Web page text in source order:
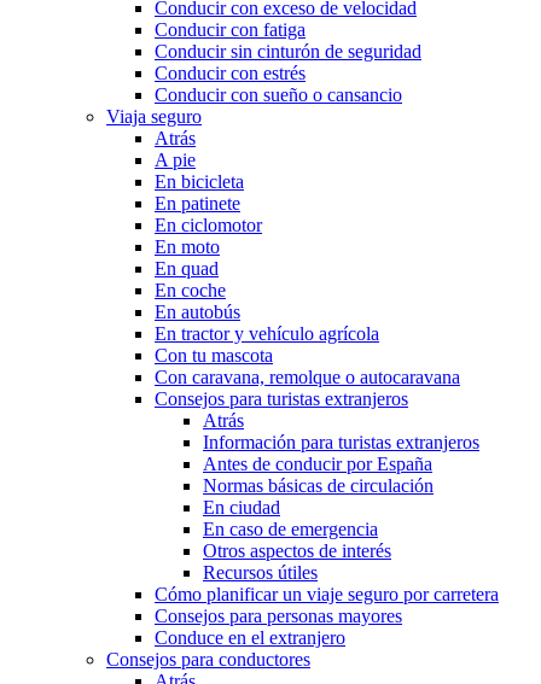
Conducir con exceso de velocidad
Conducir con fatiga
Conducir sin cinturón de seguridad
Conducir con estrés
Conducir con sueño o cansancio
Viaja seguro
Atrás
A pie
En bicicleta
En patinete
En ciclomotor
En moto
En quad
En coche
En autobús
En tractor y vehículo agrícola
Con tu mascota
Con caravana, remolque o autocaravana
Consejos para turistas extranjeros
Atrás
Información para turistas extranjeros
Antes de conducir por España
Normas básicas de circulación
En ciudad
En caso de emergencia
Otros aspectos de interés
Recursos útiles
Cómo planificar un viaje seguro por carretera
Consejos para personas mayores
Conduce en el extranjero
Consejos para conductores